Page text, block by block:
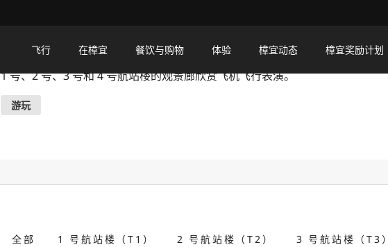
飞行 在樟宜 餐饮与购物 体验 樟宜动态 樟宜奖励计划
观景窗
1 号、2 号、3 号和 4 号航站楼的观景廊欣赏飞机飞行表演。
游玩
全部 1 号航站楼（T1） 2 号航站楼（T2） 3 号航站楼（T3）